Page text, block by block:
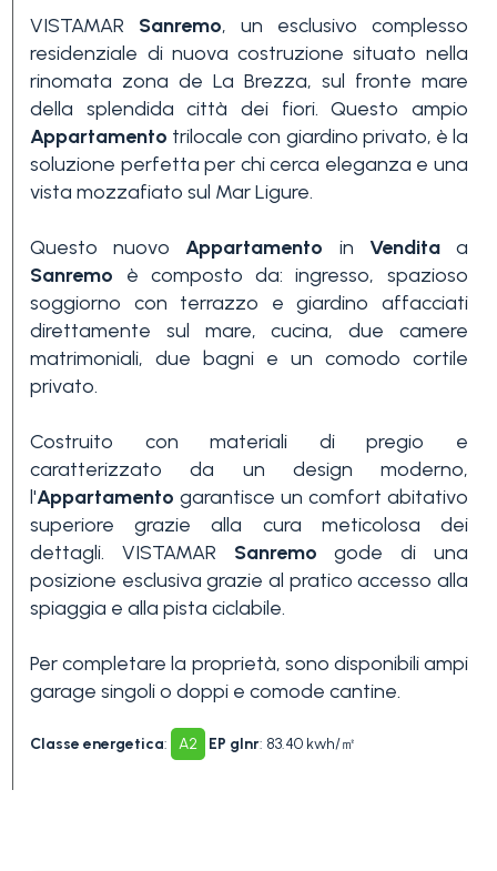
VISTAMAR Sanremo, un esclusivo complesso
residenziale di nuova costruzione situato nella
rinomata zona de La Brezza, sul fronte mare
della splendida città dei fiori. Questo ampio
Appartamento trilocale con giardino privato, è la
soluzione perfetta per chi cerca eleganza e una
vista mozzafiato sul Mar Ligure.
Questo nuovoAppartamento in Venditaa
Sanremo è composto da: ingresso, spazioso
soggiorno con terrazzo e giardino affacciati
direttamente sul mare, cucina, due camere
matrimoniali, due bagni e un comodo cortile
privato.
Costruito con materiali di pregio e
caratterizzato da un design moderno,
l'Appartamento garantisce un comfort abitativo
superiore grazie alla cura meticolosa dei
dettagli. VISTAMAR Sanremo gode di una
posizione esclusiva grazie al pratico accesso alla
spiaggia e alla pista ciclabile.
Per completare la proprietà, sono disponibili ampi
garage singoli o doppi e comode cantine.
Classe energetica: A2 EP glnr: 83.40 kwh/㎡
Camere
minime
Qualsiasi
1
3+
Altre
opzioni
multiscelta
Giardino